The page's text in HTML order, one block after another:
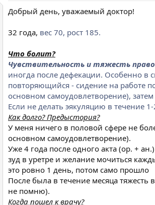
Добрый день, уважаемый доктор!
32 года, вес 70, рост 185.
Что болит?
Чувствительность и тяжесть
иногда после дефекации. Особенно в
повторяющийся - сидение на работе
основном самоудовлетворение),
Если не делать эякуляцию в течение
Как долго? Предыстория?
У меня ничего в половой сфере не
основном самоудовлетворение).
Уже 4 года после одного акта (ор. +
зуд в уретре и желание мочиться
это ровно 1 день, потом само прошло
После была в течение месяца
не помню).
Когда пошел к врачу?